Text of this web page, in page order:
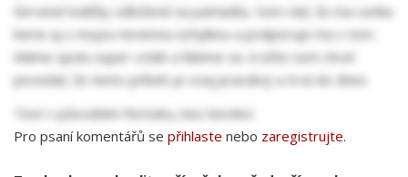
červené lodičky odložené na pamiatku. Som rád, že ma Lenka
berie aj s mojou nevinnou úchylkou a podporuje ma v tom .
Máme spolu super vzťah a ľúbime sa. A ešte som chcel
povedať, že tento príbeh je ozaj pravdivý a trvá do dnes.
Text v původním formátu, bez korekcí.
Pro psaní komentářů se přihlaste nebo zaregistrujte.